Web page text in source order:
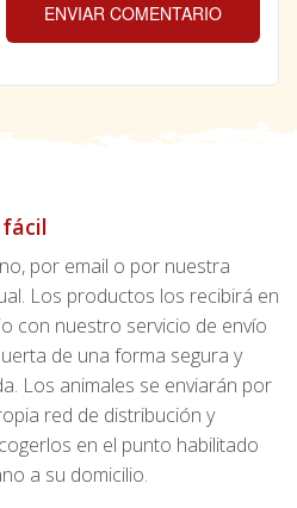
ENVIAR COMENTARIO
por email o por nuestra
Los productos los recibirá en
con nuestro servicio de envío
de una forma segura y
Los animales se enviarán por
red de distribución y
en el punto habilitado
a su domicilio.